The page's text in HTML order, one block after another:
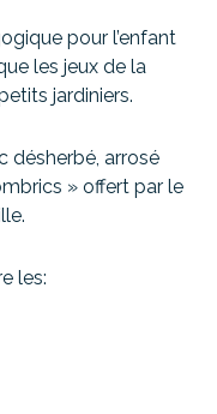
pour l’enfant
les jeux de la
jardiniers.
désherbé, arrosé
» offert par le
les: